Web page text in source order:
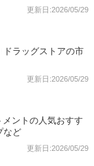
更新日:2026/05/29
ドラッグストアの市
更新日:2026/05/29
メントの人気おすす
など
更新日:2026/05/29